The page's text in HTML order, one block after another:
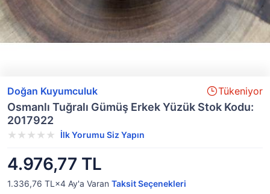
Doğan Kuyumculuk Tükeniyor
Osmanlı Tuğralı Gümüş Erkek Yüzük Stok Kodu:
2017922
İlk Yorumu Siz Yapın
4.976,77 TL
1.336,76 TL×4 Ay'a Varan Taksit Seçenekleri